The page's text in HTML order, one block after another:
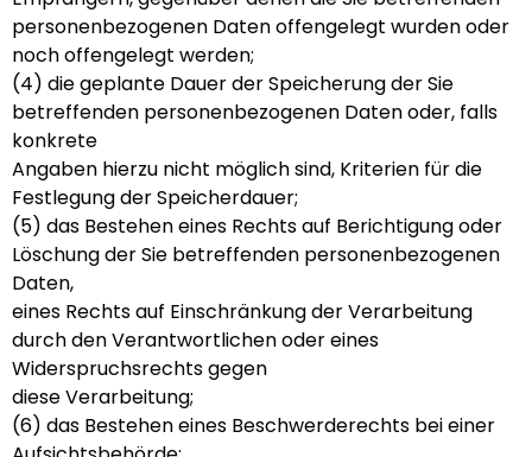
personenbezogenen Daten offengelegt wurden oder
noch offengelegt werden;
(4) die geplante Dauer der Speicherung der Sie
betreffenden personenbezogenen Daten oder, falls
konkrete
Angaben hierzu nicht möglich sind, Kriterien für die
Festlegung der Speicherdauer;
(5) das Bestehen eines Rechts auf Berichtigung oder
Löschung der Sie betreffenden personenbezogenen
Daten,
eines Rechts auf Einschränkung der Verarbeitung
durch den Verantwortlichen oder eines
Widerspruchsrechts gegen
diese Verarbeitung;
(6) das Bestehen eines Beschwerderechts bei einer